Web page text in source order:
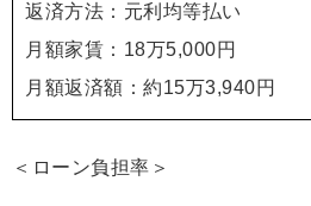
返済方法：元利均等払い
月額家賃：18万5,000円
月額返済額：約15万3,940円
＜ローン負担率＞